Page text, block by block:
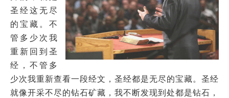
圣经这无尽
的宝藏。不
管多少次我
重新回到圣
经，不管多
少次我重新查看一段经文，圣经都是无尽的宝藏。圣经
就像开采不尽的钻石矿藏，我不断发现到处都是钻石，